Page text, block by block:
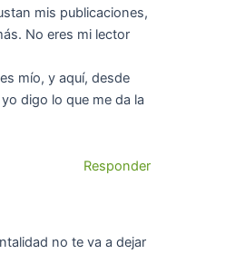
mis publicaciones,
No eres mi lector
mío, y aquí, desde
digo lo que me da la
Responder
no te va a dejar